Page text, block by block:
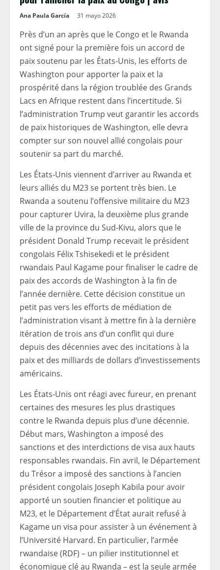
Ana Paula García 31 mayo 2026
Près d’un an après que le Congo et le Rwanda
ont signé pour la première fois un accord de
paix soutenu par les États-Unis, les efforts de
Washington pour apporter la paix et la
prospérité dans la région troublée des Grands
Lacs en Afrique restent dans l’incertitude. Si
l’administration Trump veut garantir les accords
de paix historiques de Washington, elle devra
compter sur son nouvel allié congolais pour
soutenir sa part du marché.
Les États-Unis viennent d’arriver au Rwanda et
leurs alliés du M23 se portent très bien. Le
Rwanda a soutenu l’offensive militaire du M23
pour capturer Uvira, la deuxième plus grande
ville de la province du Sud-Kivu, alors que le
président Donald Trump recevait le président
congolais Félix Tshisekedi et le président
rwandais Paul Kagame pour finaliser le cadre de
paix des accords de Washington à la fin de
l’année dernière. Cette décision constitue un
petit pas vers les efforts de médiation de
l’administration visant à mettre fin à la dernière
itération de trois ans d’un conflit qui dure
depuis des décennies avec des incitations à la
paix et des milliards de dollars d’investissements
américains.
Les États-Unis ont réagi avec fureur, en prenant
certaines des mesures les plus drastiques
contre le Rwanda depuis plus d’une décennie.
Début mars, Washington a imposé des
sanctions et des interdictions de visa aux hauts
responsables rwandais. Fin avril, le Département
du Trésor a imposé des sanctions à l’ancien
président congolais Joseph Kabila pour avoir
apporté un soutien financier et politique au
M23, et le Département d’État aurait refusé à
Kagame un visa pour assister à un événement à
l’Université Harvard. En particulier, l’armée
rwandaise (RDF) – un pilier institutionnel et
économique clé au Rwanda – est la seule armée